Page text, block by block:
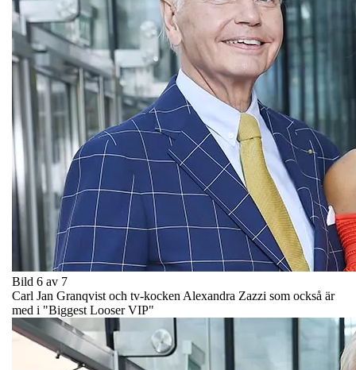
Bild 6 av 7
Carl Jan Granqvist och tv-kocken Alexandra Zazzi som också är
med i "Biggest Looser VIP"